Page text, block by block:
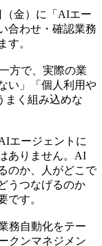
（金）に「AIエー
合わせ・確認業務
す。
方で、実際の業
い」「個人利用や
まく組み込めな
エージェントに
ありません。AI
のか、人がどこで
うつなげるのか
です。
務自動化をテー
クンマネジメン